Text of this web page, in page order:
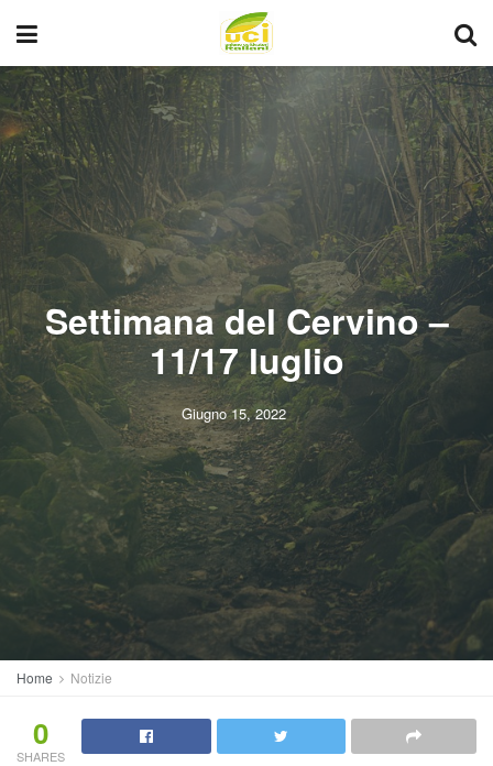
Settimana del Cervino –
11/17 luglio
Giugno 15, 2022
Home Notizie
0
SHARES